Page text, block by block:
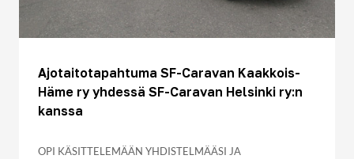
Ajotaitotapahtuma SF-Caravan Kaakkois-
Häme ry yhdessä SF-Caravan Helsinki ry:n
kanssa
OPI KÄSITTELEMÄÄN YHDISTELMÄÄSI JA